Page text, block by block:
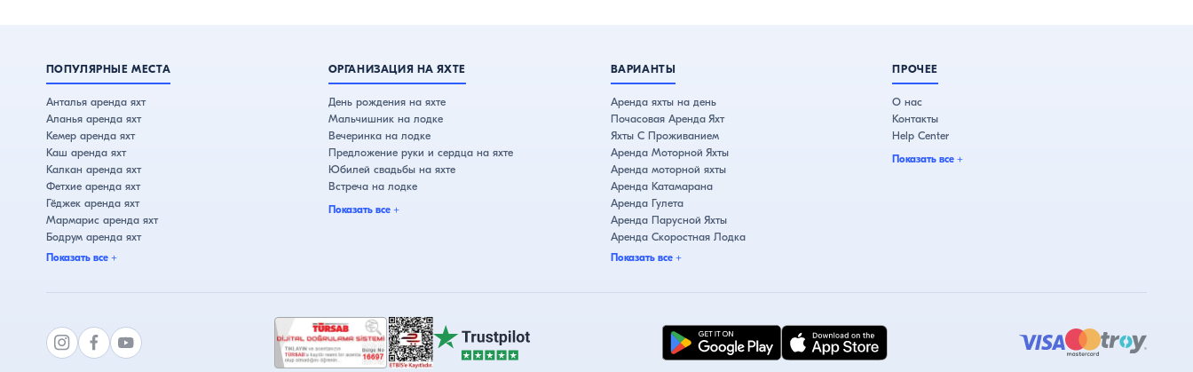
ПОПУЛЯРНЫЕ МЕСТА
Анталья аренда яхт
Аланья аренда яхт
Кемер аренда яхт
Каш аренда яхт
Калкан аренда яхт
Фетхие аренда яхт
Гёджек аренда яхт
Мармарис аренда яхт
Бодрум аренда яхт
Чешме аренда яхт
Показать все+
ОРГАНИЗАЦИЯ НА ЯХТЕ
День рождения на яхте
Мальчишник на лодке
Вечеринка на лодке
Предложение руки и сердца на яхте
Юбилей свадьбы на яхте
Встреча на лодке
Показать все+
ВАРИАНТЫ
Аренда яхты на день
Почасовая Аренда Яхт
Яхты С Проживанием
Аренда Моторной Яхты
Аренда моторной яхты
Аренда Катамарана
Аренда Гулета
Аренда Парусной Яхты
Аренда Скоростная Лодка
Показать все+
ПРОЧЕЕ
О нас
Контакты
Help Center
Показать все +